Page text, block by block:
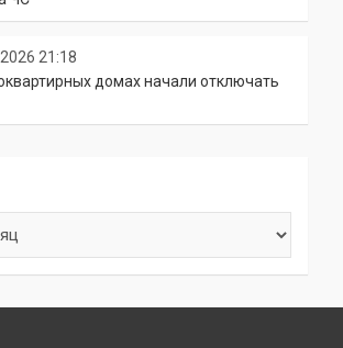
21:18
домах начали отключать